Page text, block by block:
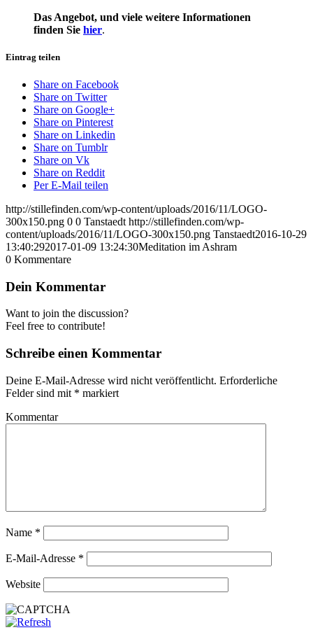
Das Angebot, und viele weitere Informationen
finden Sie hier.
Eintrag teilen
Share on Facebook
Share on Twitter
Share on Google+
Share on Pinterest
Share on Linkedin
Share on Tumblr
Share on Vk
Share on Reddit
Per E-Mail teilen
http://stillefinden.com/wp-content/uploads/2016/11/LOGO-
300x150.png 0 0 Tanstaedt http://stillefinden.com/wp-
content/uploads/2016/11/LOGO-300x150.png Tanstaedt2016-10-29
13:40:292017-01-09 13:24:30Meditation im Ashram
0 Kommentare
Dein Kommentar
Want to join the discussion?
Feel free to contribute!
Schreibe einen Kommentar
Deine E-Mail-Adresse wird nicht veröffentlicht. Erforderliche
Felder sind mit * markiert
Kommentar
Name *
E-Mail-Adresse *
Website